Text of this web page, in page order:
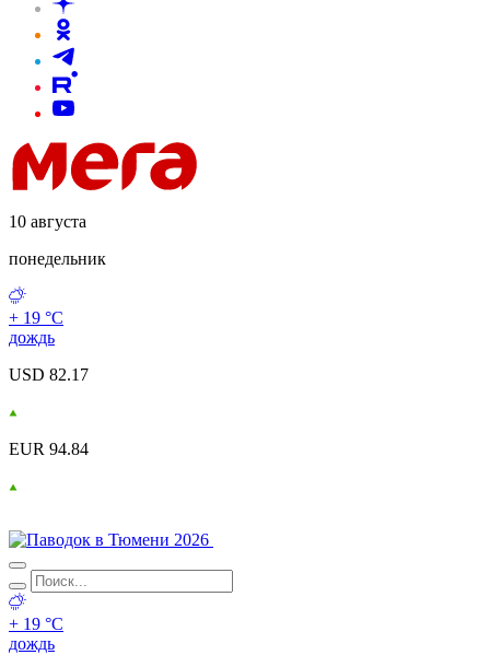
10 августа
понедельник
+ 19 °С
дождь
USD 82.17
EUR 94.84
+ 19 °С
дождь